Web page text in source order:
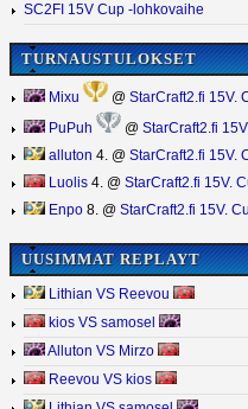
SC2FI 15V Cup -lohkovaihe
TURNAUSTULOKSET
Mixu @ StarCraft2.fi 15V.
PuPuh @ StarCraft2.fi
alluton 4. @ StarCraft2.fi 15V.
Luolis 4. @ StarCraft2.fi 15V.
Enpo 8. @ StarCraft2.fi 15V.
UUSIMMAT REPLAYT
Lithian VS Reevou
kios VS samosel
Alluton VS Mirzo
Reevou VS kios